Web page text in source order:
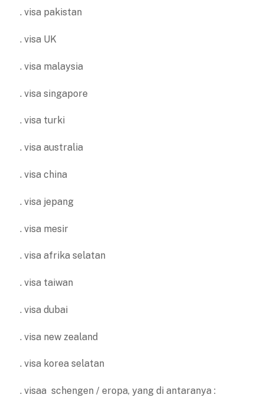
. visa pakistan
. visa UK
. visa malaysia
. visa singapore
. visa turki
. visa australia
. visa china
. visa jepang
. visa mesir
. visa afrika selatan
. visa taiwan
. visa dubai
. visa new zealand
. visa korea selatan
. visaa schengen / eropa, yang di antaranya :